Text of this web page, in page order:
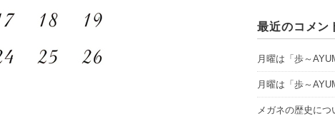
最近のコメン
月曜は「歩～
月曜は「歩～
メガネの歴史に